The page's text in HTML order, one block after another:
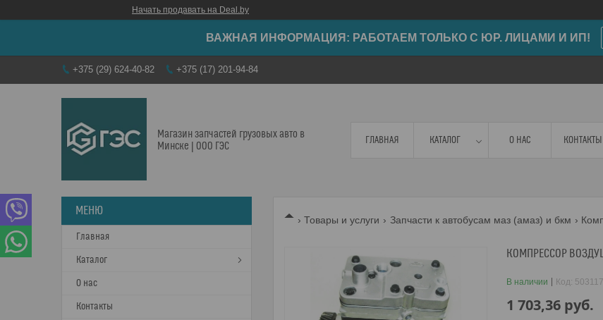
Начать продавать на Deal.by
ВАЖНАЯ ИНФОРМАЦИЯ: РАБОТАЕМ ТОЛЬКО С ЮР. ЛИЦАМИ И ИП!
+375 (29) 624-40-82 +375 (17) 201-94-84
Магазин запчастей грузовых авто в
Минске | ООО ГЭС
ГЛАВНАЯ КАТАЛОГ О НАС КОНТАКТЫ
Товары и услуги Запчасти к автобусам маз (амаз) и бкм
КОМПРЕССОР
В наличии Код: 503117
1 703,36 руб.
Главная
Каталог
О нас
Контакты